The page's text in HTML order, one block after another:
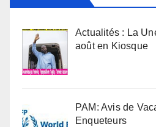
Actualités : La
août en Kiosque
PAM: Avis de
Enqueteurs